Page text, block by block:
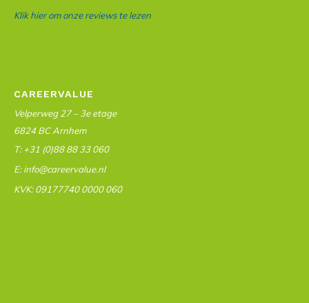
Klik hier om onze reviews te lezen
CAREERVALUE
Velperweg 27 – 3e etage
6824 BC Arnhem
T: +31 (0)88 88 33 060
E: info@careervalue.nl
KVK: 09177740 0000 060